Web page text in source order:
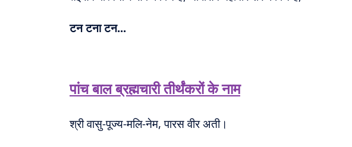
टन टना टन...
पांच बाल ब्रह्मचारी तीर्थंकरों के नाम
श्री वासु-पूज्य-मलि-नेम, पारस वीर अती।